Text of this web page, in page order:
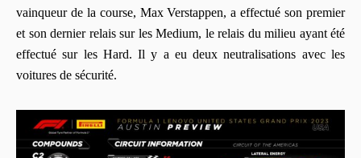
vainqueur de la course, Max Verstappen, a effectué son premier
et son dernier relais sur les Medium, le relais du milieu ayant été
effectué sur les Hard. Il y a eu deux neutralisations avec les
voitures de sécurité.